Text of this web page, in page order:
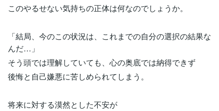
このやるせない気持ちの正体は何なのでしょうか。
「結局、今のこの状況は、これまでの自分の選択の結果な
んだ…」
そう頭では理解していても、心の奥底では納得できず
後悔と自己嫌悪に苦しめられてしまう。
将来に対する漠然とした不安が